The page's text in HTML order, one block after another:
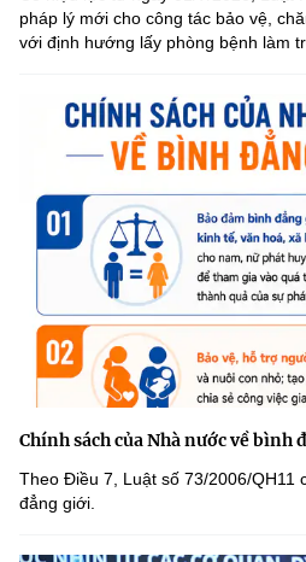
pháp lý mới cho công tác bảo vệ,
với định hướng lấy phòng bệnh làm
Chính sách của Nhà nước về bình
Theo Điều 7, Luật số 73/2006/QH11
đẳng giới.